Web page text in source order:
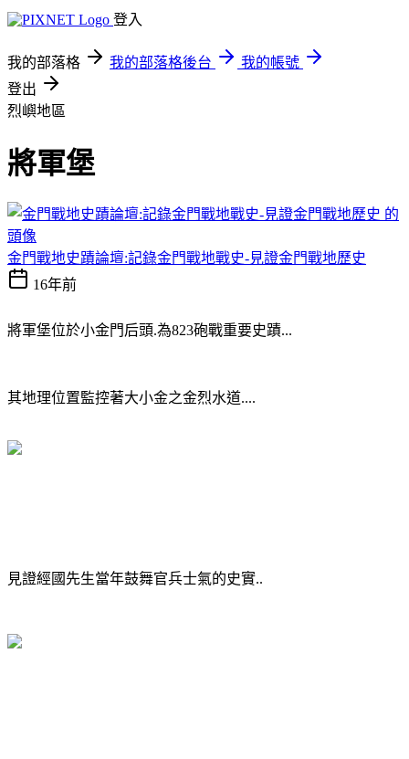
登入
我的部落格 我的部落格後台
我的帳號
登出
烈嶼地區
將軍堡
金門戰地史蹟論壇:記錄金門戰地戰史-見證金門戰地歷史
16年前
將軍堡位於小金門后頭.為823砲戰重要史蹟...
其地理位置監控著大小金之金烈水道....
見證經國先生當年鼓舞官兵士氣的史實..